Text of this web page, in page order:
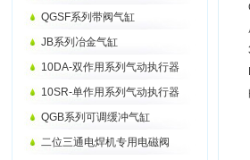
QGSF系列带阀气缸
JB系列冶金气缸
10DA-双作用系列气动执行器
10SR-单作用系列气动执行器
QGB系列可调缓冲气缸
二位三通电焊机专用电磁阀